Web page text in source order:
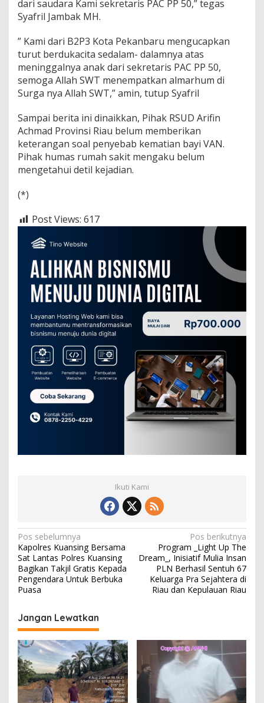
dari saudara Kami sekretaris PAC PP 50,” tegas
Syafril Jambak MH.
” Kami dari B2P3 Kota Pekanbaru mengucapkan
turut berdukacita sedalam- dalamnya atas
meninggalnya anak dari sekretaris PAC PP 50,
semoga Allah SWT menempatkan almarhum di
Surga nya Allah SWT,” amin, tutup Syafril
Sampai berita ini dinaikkan, Pihak RSUD Arifin
Achmad Provinsi Riau belum memberikan
keterangan soal penyebab kematian bayi VAN.
Pihak humas rumah sakit mengaku belum
mengetahui detil kejadian.
(*)
Post Views: 617
Ikuti Kami
N
a
v
i
a
s
i
p
o
Pos sebelumnya
Kapolres Kuansing Bersama
Sat Lantas Polres Kuansing
Bagikan Takjil Gratis Kepada
Pengendara Untuk Berbuka
Puasa
Pos berikutnya
Program _Light Up The
Dream_, Inisiatif Mulia Insan
PLN Berhasil Sentuh 67
Keluarga Pra Sejahtera di
Riau dan Kepulauan Riau
Jangan Lewatkan